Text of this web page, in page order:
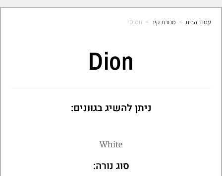
עמוד הבית > מנורת קיר >
Dion
Dion
ניתן להשיג בגוונים:
White
סוג נורה: